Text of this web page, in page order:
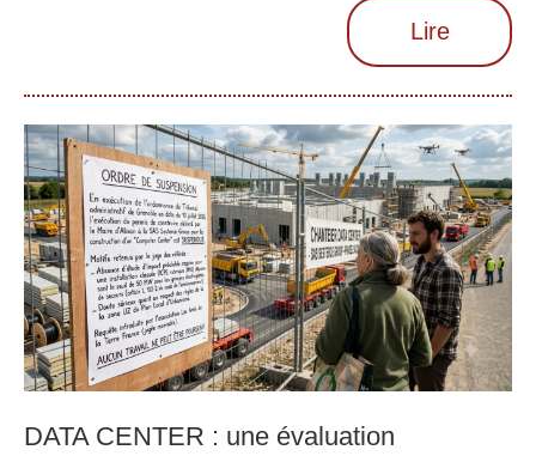
Lire
DATA CENTER : une évaluation